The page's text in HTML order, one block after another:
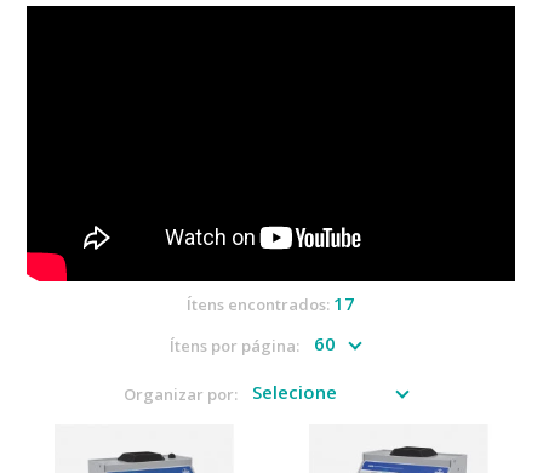
Ítens encontrados: 17
Ítens por página:
Organizar por: